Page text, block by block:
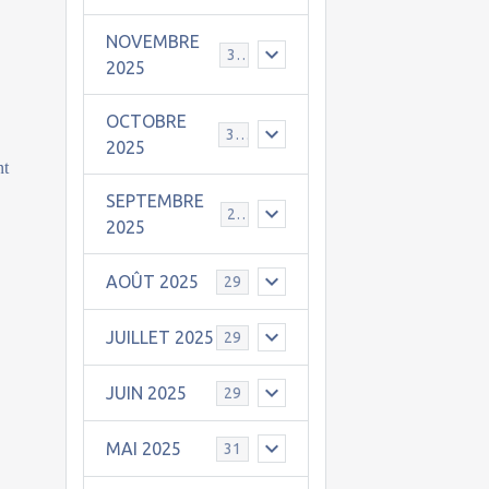
NOVEMBRE
2025
30
OCTOBRE
2025
31
SEPTEMBRE
2025
25
AOÛT 2025 29
JUILLET 2025 29
JUIN 2025 29
MAI 2025 31